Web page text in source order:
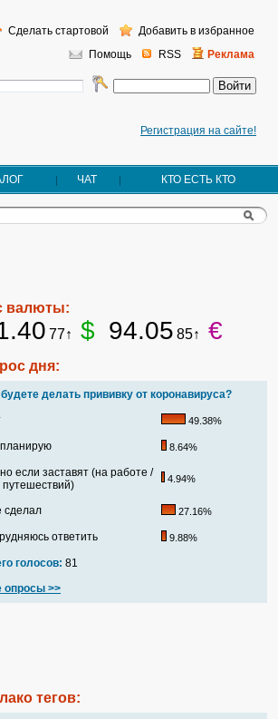
Регистрация на сайте!
Помощь RSS Реклама
Сделать стартовой Добавить в избранное
ЧАТ КТО ЕСТЬ КТО
валюты:
77↑ $ 94.05 85↑ €
дня:
делать прививку от коронавируса?
49.38%
8.64%
если заставят (на работе /
путешествий)
4.94%
сделал 27.16%
ответить 9.88%
голосов: 81
опросы >>
тегов: